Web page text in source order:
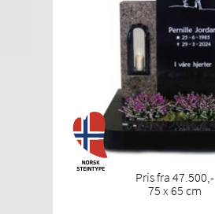
Pris fra 47.500,-
75 x 65 cm